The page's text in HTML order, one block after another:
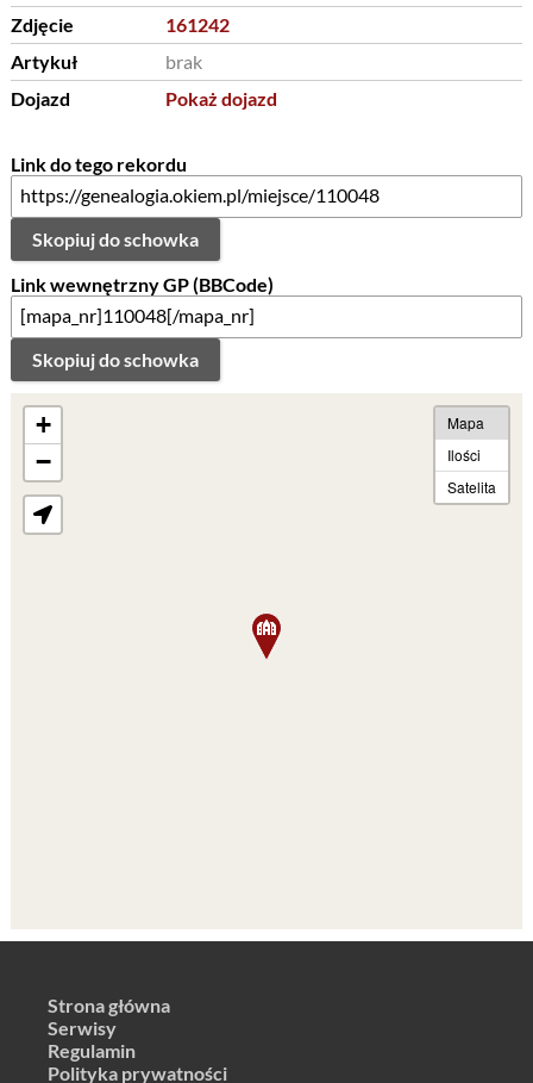
Zdjęcie
161242
Artykuł
brak
Dojazd
Pokaż dojazd
Link do tego rekordu
Skopiuj do schowka
Link wewnętrzny GP (BBCode)
Skopiuj do schowka
+
−
Mapa
Ilości
Satelita
Strona główna
Serwisy
Regulamin
Polityka prywatności